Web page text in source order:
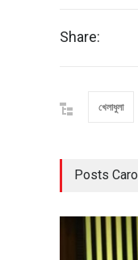
Share:
খেলাধুলা
Posts